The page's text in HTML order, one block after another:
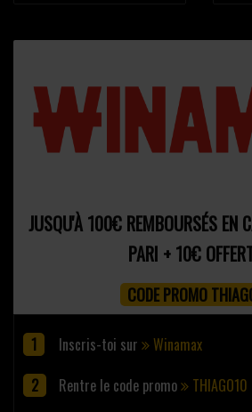
JUSQU'À 100€ REMBOURSÉS EN
PARI + 10€
CODE PROMO
Inscris-toi sur
Winamax
Rentre le code promo
THIAGO10